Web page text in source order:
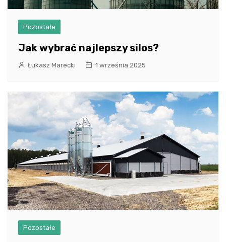
Pozostałe
Jak wybrać najlepszy silos?
Łukasz Marecki 1 września 2025
Pozostałe